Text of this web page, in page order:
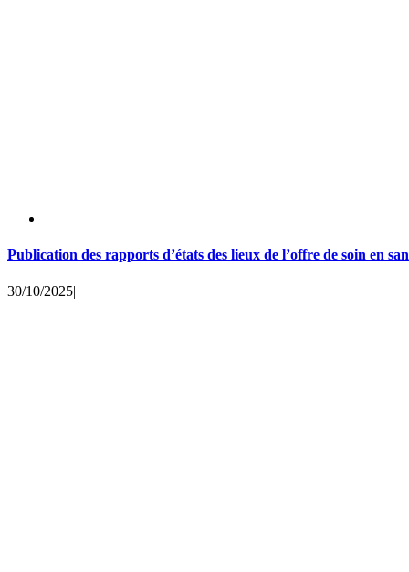
Publication des rapports d’états des lieux de l’offre de soin en
30/10/2025|